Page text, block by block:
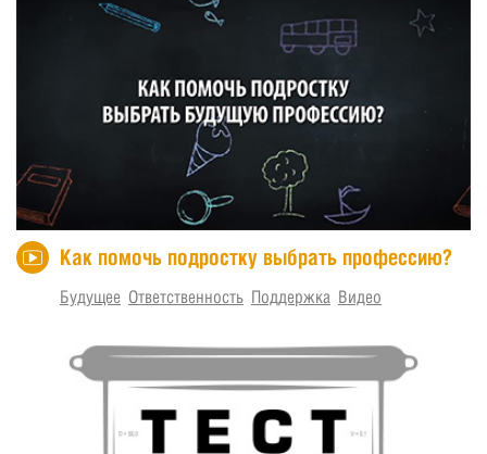
Как помочь подростку выбрать профессию?
Будущее Ответственность Поддержка Видео